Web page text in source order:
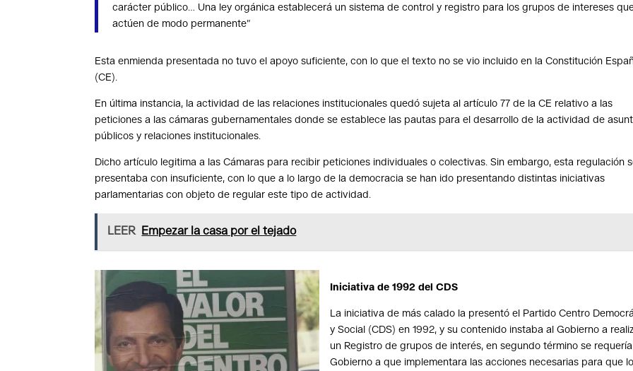
carácter público… Una ley orgánica establecerá un sistema de control y registro para los grupos de intereses
actúen de modo permanente”
Esta enmienda presentada no tuvo el apoyo suficiente, con lo que el texto no se vio incluido en la Constitución
(CE).
En última instancia, la actividad de las relaciones institucionales quedó sujeta al artículo 77 de la CE relativo a las
peticiones a las cámaras gubernamentales donde se establece las pautas para el desarrollo de la actividad de
públicos y relaciones institucionales.
Dicho artículo legitima a las Cámaras para recibir peticiones individuales o colectivas. Sin embargo, esta regulación
presentaba con insuficiente, con lo que a lo largo de la democracia se han ido presentando distintas iniciativas
parlamentarias con objeto de regular este tipo de actividad.
LEER Empezar la casa por el tejado
Iniciativa de 1992 del CDS
La iniciativa de más calado la presentó el Partido Centro
y Social (CDS) en 1992, y su contenido instaba al Gobierno a
un Registro de grupos de interés, en segundo término se
Gobierno a que implementara las acciones necesarias para que